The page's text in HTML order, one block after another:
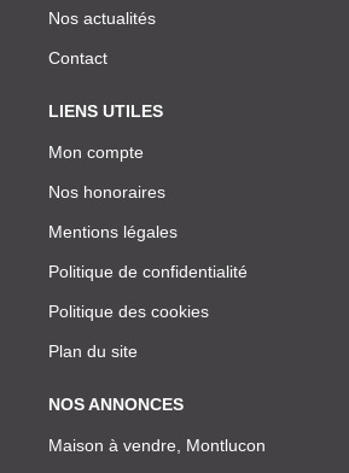
Nos actualités
Contact
LIENS UTILES
Mon compte
Nos honoraires
Mentions légales
Politique de confidentialité
Politique des cookies
Plan du site
NOS ANNONCES
Maison à vendre, Montlucon